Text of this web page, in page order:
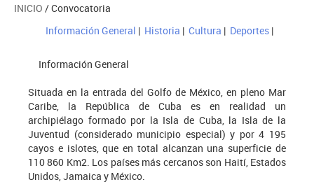
INICIO / Convocatoria
Información General | Historia | Cultura | Deportes |
Información General
Situada en la entrada del Golfo de México, en pleno Mar
Caribe, la República de Cuba es en realidad un
archipiélago formado por la Isla de Cuba, la Isla de la
Juventud (considerado municipio especial) y por 4 195
cayos e islotes, que en total alcanzan una superficie de
110 860 Km2. Los países más cercanos son Haití, Estados
Unidos, Jamaica y México.